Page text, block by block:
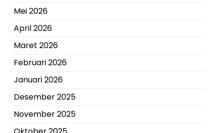
Mei 2026
April 2026
Maret 2026
Februari 2026
Januari 2026
Desember 2025
November 2025